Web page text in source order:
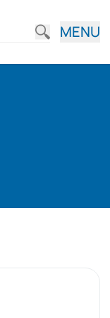
MENU